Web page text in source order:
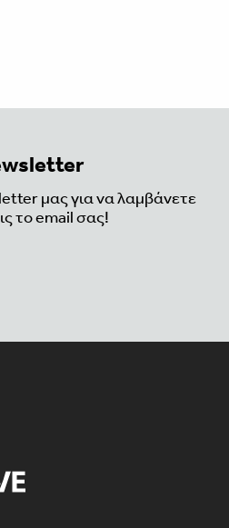
μας για να λαμβάνετε
το email σας!